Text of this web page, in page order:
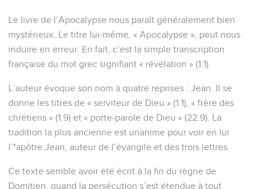
Le livre de l’Apocalypse nous paraît généralement bien
mystérieux. Le titre lui-même, « Apocalypse », peut nous
induire en erreur. En fait, c’est la simple transcription
française du mot grec signifiant « révélation » (1.1).
L’auteur évoque son nom à quatre reprises : Jean. Il se
donne les titres de « serviteur de Dieu » (1.1), « frère des
chrétiens » (1.9) et « porte-parole de Dieu » (22.9). La
tradition la plus ancienne est unanime pour voir en lui
l’*apôtre Jean, auteur de l’évangile et des trois lettres.
Ce texte semble avoir été écrit à la fin du règne de
Domitien, quand la persécution s’est étendue à tout